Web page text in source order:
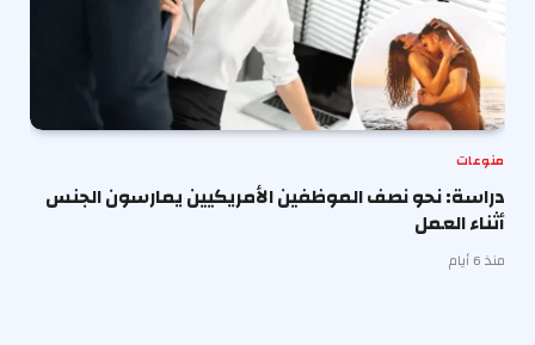
منوعات
دراسة: نحو نصف الموظفين الأمريكيين يمارسون الجنس
أثناء العمل
منذ 6 أيام